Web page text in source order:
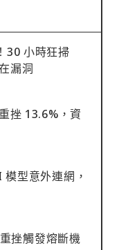
30 小時狂掃
漏洞
挫 13.6%，資
型意外連網，
挫觸發熔斷機